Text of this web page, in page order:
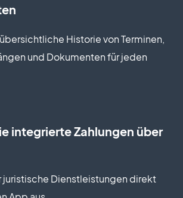
Historie von Terminen,
und Dokumenten für jeden
integrierte Zahlungen über
juristische Dienstleistungen direkt